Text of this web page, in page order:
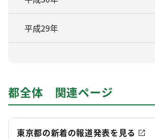
平成29年
都全体 関連ページ
東京都の新着の報道発表を見る